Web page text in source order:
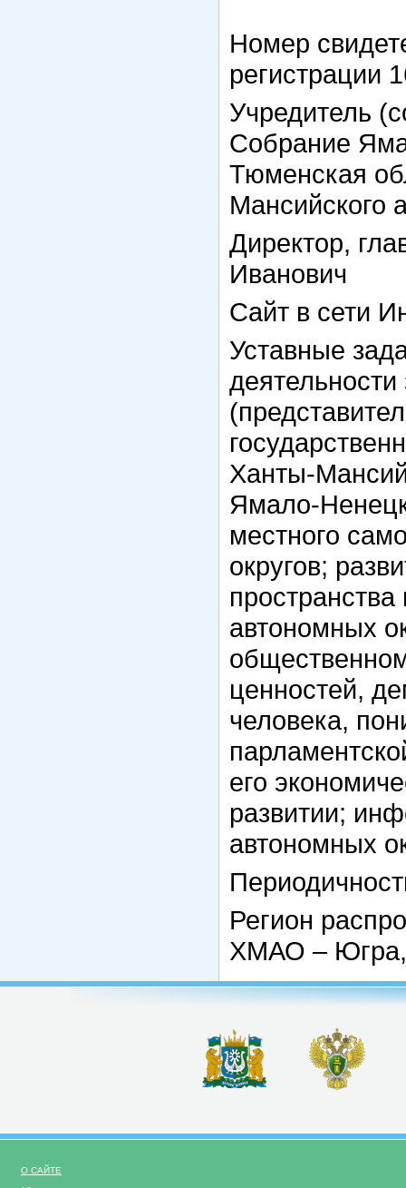
Номер
регистрации
Учредитель
Собрание
Тюменская
Мансийского
Директор,
Иванович
Сайт в сети
Уставные
Ханты-
Ямало-
местного
округов;
автономных
ценностей,
человека,
его
развитии;
автономных
Регион
ХМАО –
О САЙТЕ